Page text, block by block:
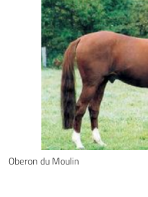
Oberon du Moulin